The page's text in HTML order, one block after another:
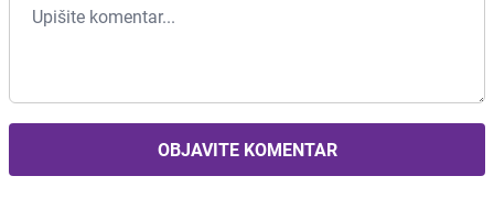
OBJAVITE KOMENTAR